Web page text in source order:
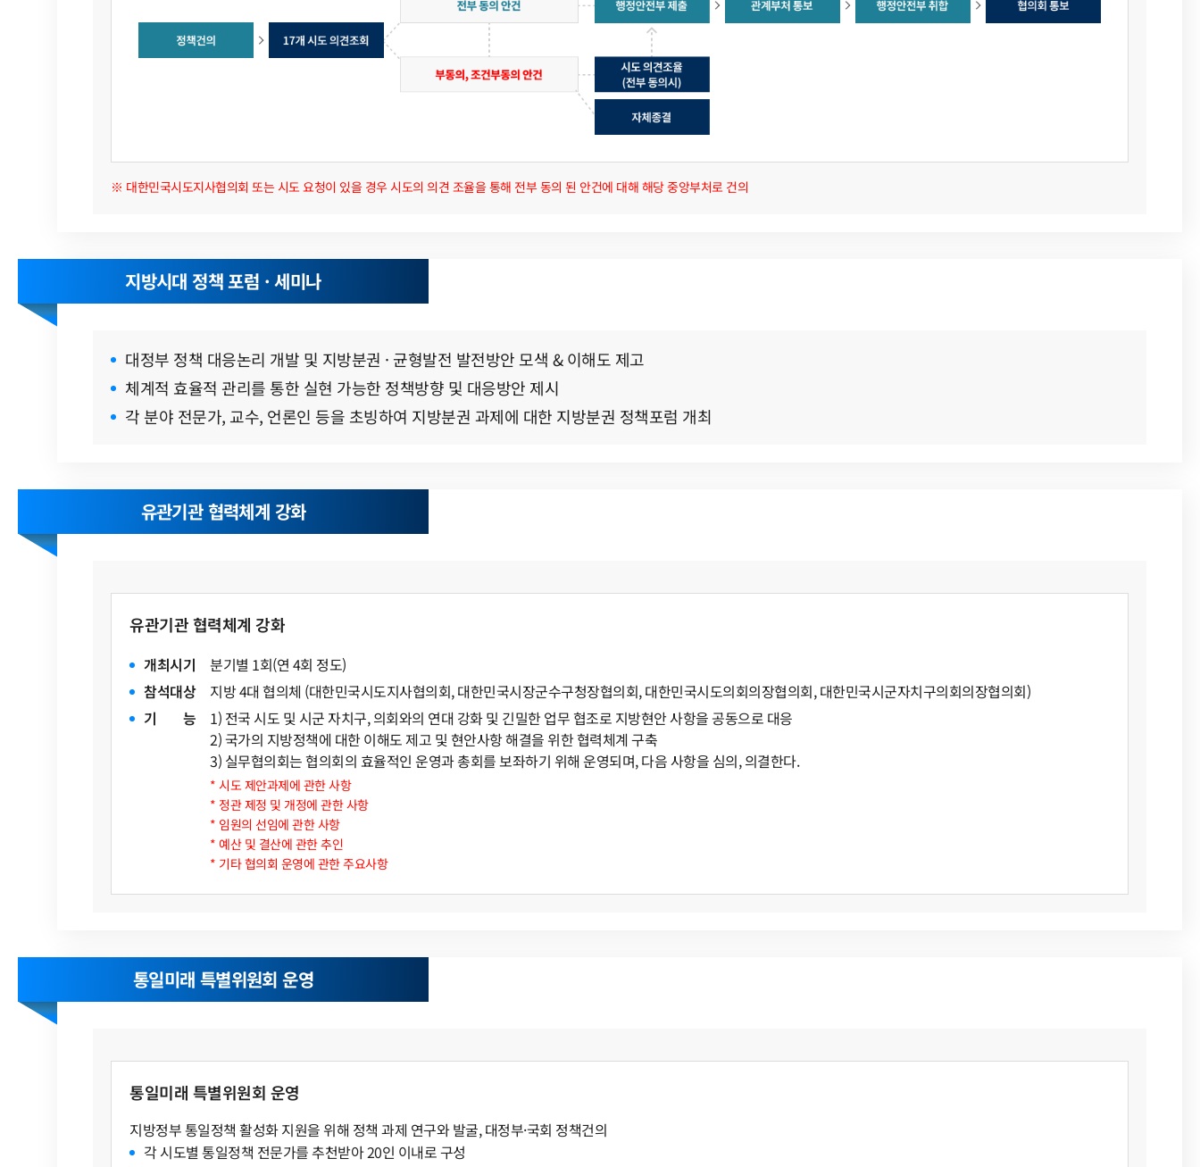
※ 대한민국시도지사협의회 또는 시도 요청이 있을 경우 시도의 의견 조율을 통해 전부 동의 된 안건에 대해 해당 중앙부처로 건의
지방시대 정책 포럼 · 세미나
대정부 정책 대응논리 개발 및 지방분권 · 균형발전 발전방안 모색 & 이해도 제고
체계적 효율적 관리를 통한 실현 가능한 정책방향 및 대응방안 제시
각 분야 전문가, 교수, 언론인 등을 초빙하여 지방분권 과제에 대한 지방분권 정책포럼 개최
유관기관 협력체계 강화
유관기관 협력체계 강화
개최시기
분기별 1회(연 4회 정도)
참석대상
지방 4대 협의체 (대한민국시도지사협의회, 대한민국시장군수구청장협의회, 대한민국시도의회의장협의회, 대한민국시군자치구의회의장협의회)
기
능
1) 전국 시도 및 시군 자치구, 의회와의 연대 강화 및 긴밀한 업무 협조로 지방현안 사항을 공동으로 대응
2) 국가의 지방정책에 대한 이해도 제고 및 현안사항 해결을 위한 협력체계 구축
3) 실무협의회는 협의회의 효율적인 운영과 총회를 보좌하기 위해 운영되며, 다음 사항을 심의, 의결한다.
* 시도 제안과제에 관한 사항
* 정관 제정 및 개정에 관한 사항
* 임원의 선임에 관한 사항
* 예산 및 결산에 관한 추인
* 기타 협의회 운영에 관한 주요사항
통일미래 특별위원회 운영
통일미래 특별위원회 운영
지방정부 통일정책 활성화 지원을 위해 정책 과제 연구와 발굴, 대정부·국회 정책건의
각 시도별 통일정책 전문가를 추천받아 20인 이내로 구성